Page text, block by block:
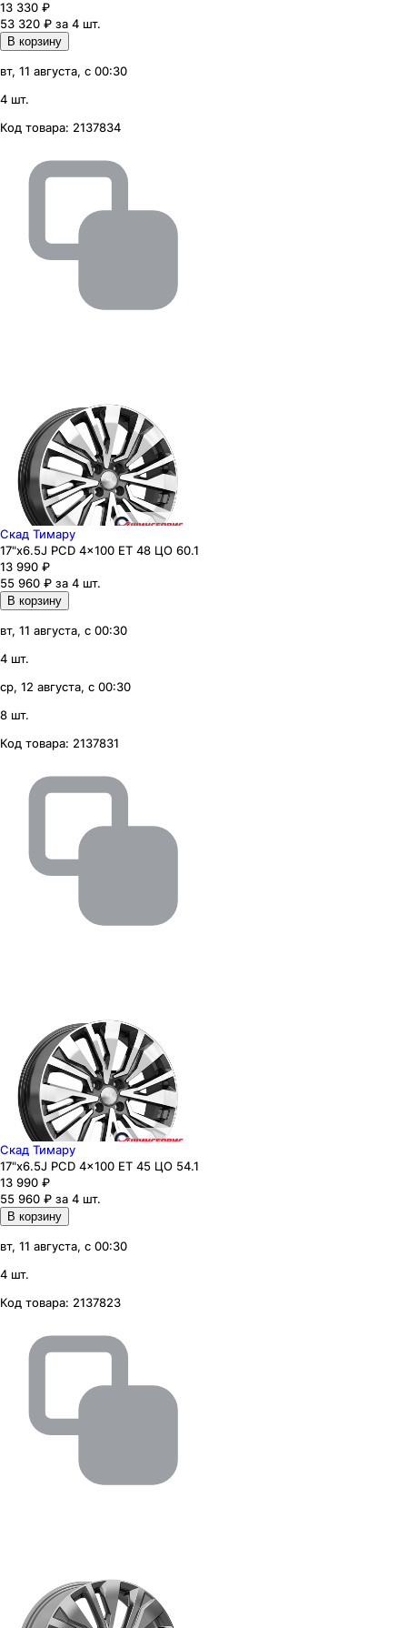
13 330 ₽
53 320 ₽ за 4 шт.
В корзину
вт, 11 августа, с 00:30
4 шт.
Код товара: 2137834
Скад Тимару
17"x6.5J PCD 4x100 ЕТ 48 ЦО 60.1
13 990 ₽
55 960 ₽ за 4 шт.
В корзину
вт, 11 августа, с 00:30
4 шт.
ср, 12 августа, с 00:30
8 шт.
Код товара: 2137831
Скад Тимару
17"x6.5J PCD 4x100 ЕТ 45 ЦО 54.1
13 990 ₽
55 960 ₽ за 4 шт.
В корзину
вт, 11 августа, с 00:30
4 шт.
Код товара: 2137823